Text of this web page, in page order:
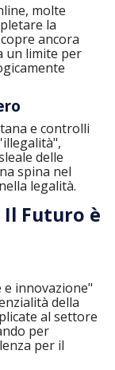
molte
la
ancora
un limite per
e controlli
delle
spina nel
legalità.
Futuro è
innovazione"
della
al settore
per
per il